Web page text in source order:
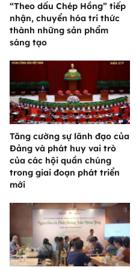
“Theo dấu Chép Hồng” tiếp
nhận, chuyển hóa tri thức
thành những sản phẩm
sáng tạo
Tăng cường sự lãnh đạo của
Đảng và phát huy vai trò
của các hội quần chúng
trong giai đoạn phát triển
mới